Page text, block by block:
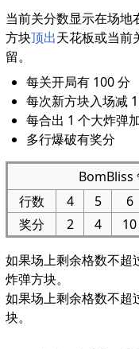
当前关分数显示在场地
方块顶出天花板或当前
留。
每关开局有 100 分
每次新方块入场减
每合出 1 个大炸弹
多行爆破有奖分
BomBliss
行数
4 5 6
奖分
2 4 10
如果场上剩余格数不
炸弹方块。
如果场上剩余格数不超
块。